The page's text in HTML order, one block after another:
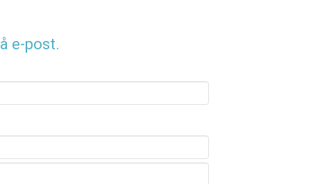
e-post.